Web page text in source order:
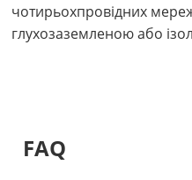
чотирьохпровідних
глухозаземленою або
FAQ